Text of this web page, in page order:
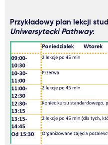
Przykładowy plan lekcji
Uniwersytecki Pathway: